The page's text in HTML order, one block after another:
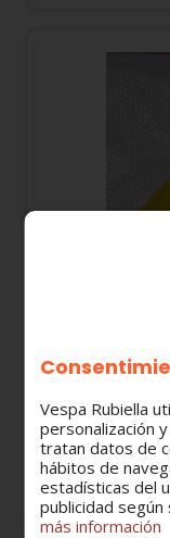
1B007505000L4
967/A PIAGGIO
60,55 €
Vespa Rubiella
personalización
tratan datos de
hábitos de
estadísticas del
publicidad
más información